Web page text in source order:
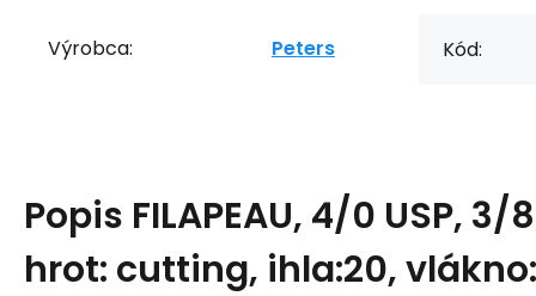
Výrobca: Peters Kód:
Popis FILAPEAU, 4/0 USP,
hrot: cutting, ihla:20,